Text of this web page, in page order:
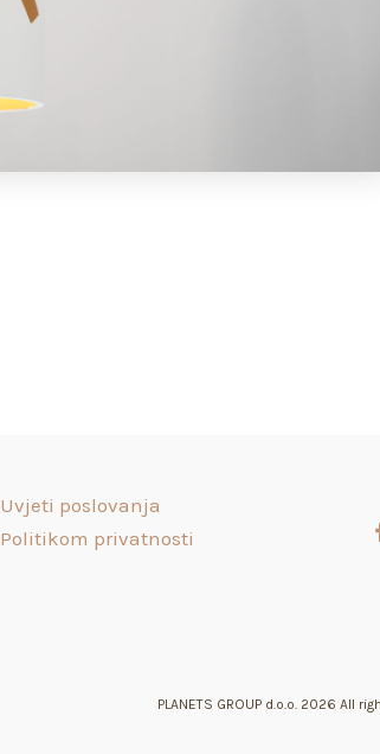
Uvjeti poslovanja
Politikom privatnosti
PLANETS GROUP d.o.o. 2026 All